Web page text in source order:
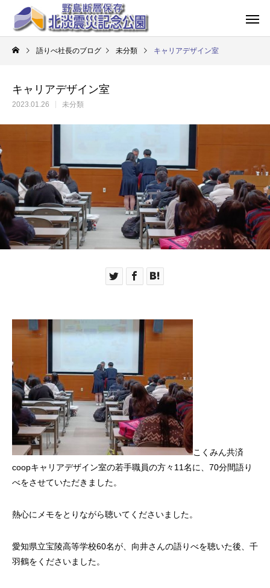
語りべ社長のブログ 未分類 キャリアデザイン室
キャリアデザイン室
2023.01.26 未分類
こくみん共済
coopキャリアデザイン室の若手職員の方々11名に、70分間語り
べをさせていただきました。
熱心にメモをとりながら聴いてくださいました。
愛知県立宝陵高等学校60名が、向井さんの語りべを聴いた後、千
羽鶴をくださいました。